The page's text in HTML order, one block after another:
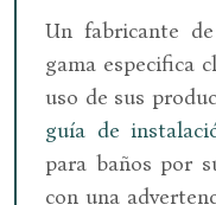
Un fabricante
gama especifica
uso de sus
guía de
para baños por
con una